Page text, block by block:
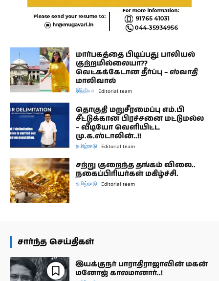
மார்பகத்தை பிடிப்பது பாலியல்
குற்றமில்லையா??
வெட்கக்கேடான தீர்ப்பு – ஸ்வாதி
மாலிவால்
இந்தியா Editorial team
தொகுதி மறுசீரமைப்பு எம்.பி
சீட்டுக்கான பிரச்சனை மட்டுமல்ல
– வீடியோ வெளியிட்ட
மு.க.ஸ்டாலின்..!!
தமிழ்நாடு Editorial team
சற்று குறைந்த தங்கம் விலை..
நகைப்பிரியர்கள் மகிழ்ச்சி.
தமிழ்நாடு Editorial team
சார்ந்த செய்திகள்
இயக்குநர் பாராதிராஜாவின் மகன்
மனோஜ் காலமானார்..!